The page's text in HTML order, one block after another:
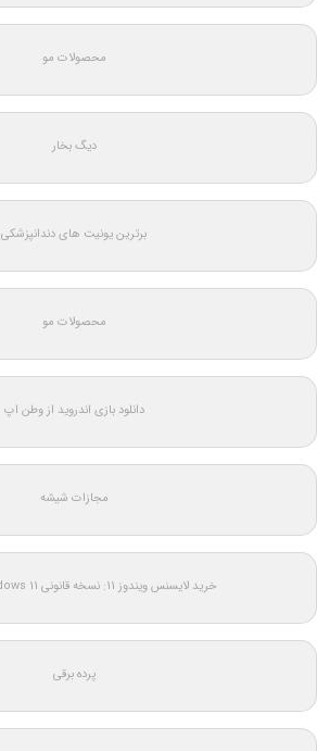
محصولات مو
دیگ بخار
برترین یونیت های دندانپزشکی
محصولات مو
دانلود بازی اندروید از وطن اپ
مجازات شیشه
خرید لایسنس ویندوز 11: نسخه قانونی Windows 11 اورجینال
پرده برقی